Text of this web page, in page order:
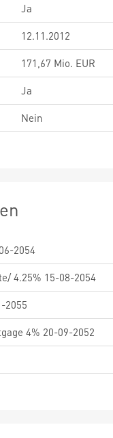
Ja
12.11.2012
171,67 Mio. EUR
Ja
Nein
2054
4.25% 15-08-2054
2055
4% 20-09-2052